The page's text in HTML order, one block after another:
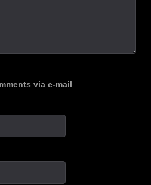
via e-mail